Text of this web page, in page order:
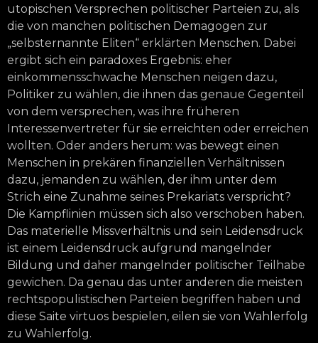
utopischen Versprechen politischer Parteien zu, als
die von manchen politischen Demagogen zur
„selbsternannte Eliten“ erklärten Menschen. Dabei
ergibt sich ein paradoxes Ergebnis: eher
einkommensschwache Menschen neigen dazu,
Politiker zu wählen, die ihnen das genaue Gegenteil
von dem versprechen, was ihre früheren
Interessenvertreter für sie erreichten oder erreichen
wollten. Oder anders herum: was bewegt einen
Menschen in prekären finanziellen Verhältnissen
dazu, jemanden zu wählen, der ihm unter dem
Strich eine Zunahme seines Prekariats verspricht?
Die Kampflinien müssen sich also verschoben haben.
Das materielle Missverhältnis und sein Leidensdruck
ist einem Leidensdruck aufgrund mangelnder
Bildung und daher mangelnder politischer Teilhabe
gewichen. Da genau das unter anderen die meisten
rechtspopulistischen Parteien begriffen haben und
diese Saite virtuos bespielen, eilen sie von Wahlerfolg
zu Wahlerfolg.